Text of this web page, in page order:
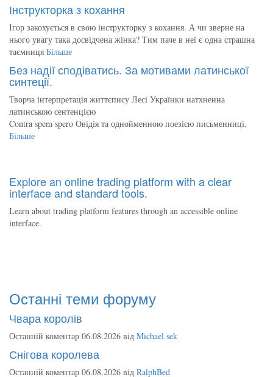
Інструкторка з кохання
Ігор закохується в свою інструкторку з кохання. А чи зверне на
нього увагу така досвідчена жінка? Тим паче в неї є одна страшна
таємниця Більше
Без надії сподіватись. За мотивами латинської
синтеції.
Творча інтерпретація життєпису Лесі Українки натхненна
латинською сентенцією
Contra spem spero Овідія та однойменною поезією письменниці.
Більше
Explore an online trading platform with a clear
interface and standard tools.
Learn about trading platform features through an accessible online
interface.
Останні теми форуму
Чвара королів
Останній коментар 06.08.2026 від Michael sek
Снігова королева
Останній коментар 06.08.2026 від RalphBed